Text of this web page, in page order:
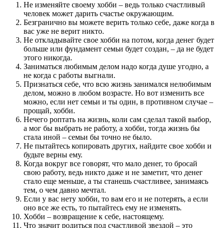
Не изменяйте своему хобби – ведь только счастливый
человек может дарить счастье окружающим.
Безгранично вы можете верить только себе, даже когда в
вас уже не верит никто.
Не откладывайте свое хобби на потом, когда денег будет
больше или фундамент семьи будет создан, – да не будет
этого никогда.
Заниматься любимым делом надо когда душе угодно, а
не когда с работы выгнали.
Признаться себе, что всю жизнь занимался нелюбимым
делом, можно в любом возрасте. Но вот изменить все
можно, если нет семьи и ты один, в противном случае –
прощай, хобби.
Нечего роптать на жизнь, коли сам сделал такой выбор,
а мог бы выбрать не работу, а хобби, тогда жизнь бы
стала иной – семьи бы точно не было.
Не пытайтесь копировать других, найдите свое хобби и
будьте верны ему.
Когда вокруг все говорят, что мало денег, то бросай
свою работу, ведь никто даже и не заметит, что денег
стало еще меньше, а ты станешь счастливее, занимаясь
тем, о чем давно мечтал.
Если у вас нету хобби, то вам его и не потерять, а если
оно все же есть, то пытайтесь ему не изменять.
Хобби – возвращение к себе, настоящему.
Что значит родиться под счастливой звездой – это